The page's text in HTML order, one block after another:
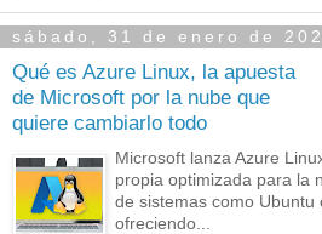
sábado, 31 de enero de
Qué es Azure Linux, la apuesta
de Microsoft por la nube que
quiere cambiarlo todo
Microsoft lanza Azure
propia optimizada para la
de sistemas como Ubuntu
ofreciendo...